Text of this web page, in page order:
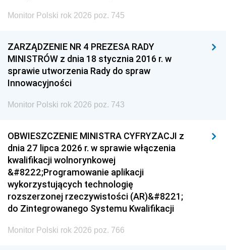
Monitor Polski rok 2026 poz. 745
ZARZĄDZENIE NR 4 PREZESA RADY
MINISTRÓW z dnia 18 stycznia 2016 r. w
sprawie utworzenia Rady do spraw
Innowacyjności
Monitor Polski rok 2026 poz. 743
OBWIESZCZENIE MINISTRA CYFRYZACJI z
dnia 27 lipca 2026 r. w sprawie włączenia
kwalifikacji wolnorynkowej
&#8222;Programowanie aplikacji
wykorzystujących technologię
rozszerzonej rzeczywistości (AR)&#8221;
do Zintegrowanego Systemu Kwalifikacji
Monitor Polski rok 2026 poz. 766